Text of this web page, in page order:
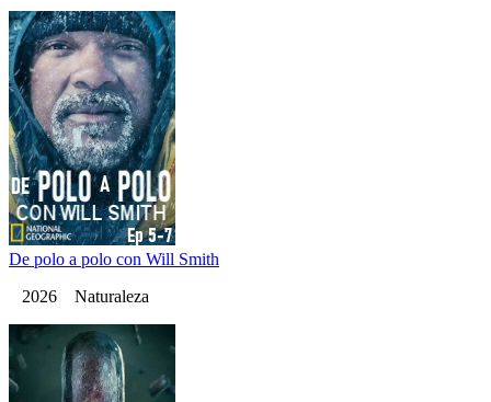
De polo a polo con Will Smith
2026 Naturaleza